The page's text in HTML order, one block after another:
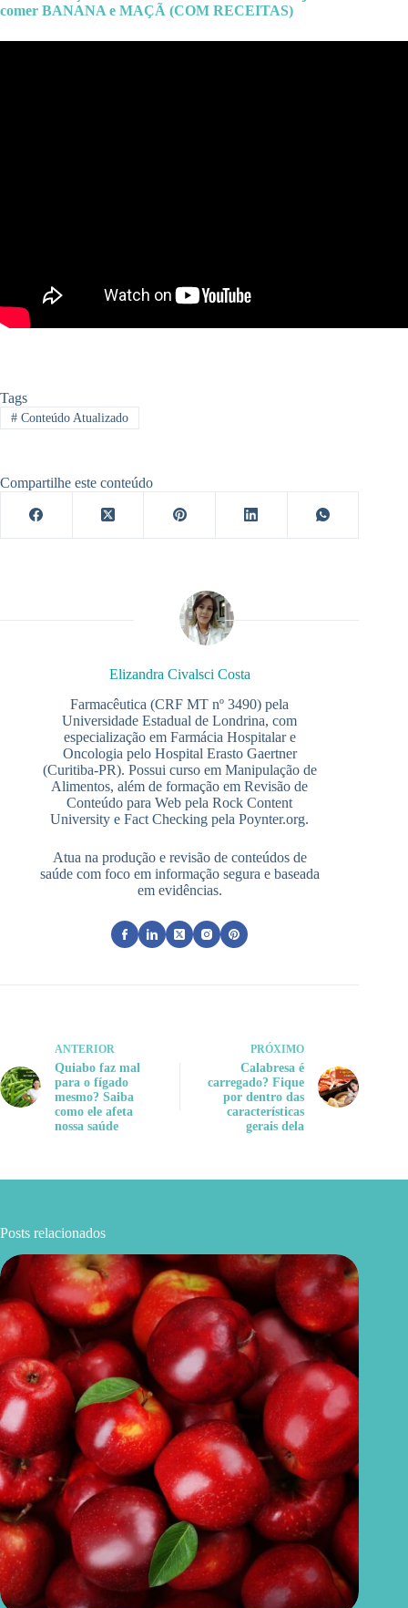
comer BANANA e MAÇÃ (COM RECEITAS)
Tags
#Conteúdo Atualizado
Compartilhe este conteúdo
Elizandra Civalsci Costa
Farmacêutica (CRF MT nº 3490) pela
Universidade Estadual de Londrina, com
especialização em Farmácia Hospitalar e
Oncologia pelo Hospital Erasto Gaertner
(Curitiba-PR). Possui curso em Manipulação de
Alimentos, além de formação em Revisão de
Conteúdo para Web pela Rock Content
University e Fact Checking pela Poynter.org.
Atua na produção e revisão de conteúdos de
saúde com foco em informação segura e baseada
em evidências.
ANTERIOR
Quiabo faz mal
para o fígado
mesmo? Saiba
como ele afeta
nossa saúde
PRÓXIMO
Calabresa é
carregado? Fique
por dentro das
características
gerais dela
Posts relacionados